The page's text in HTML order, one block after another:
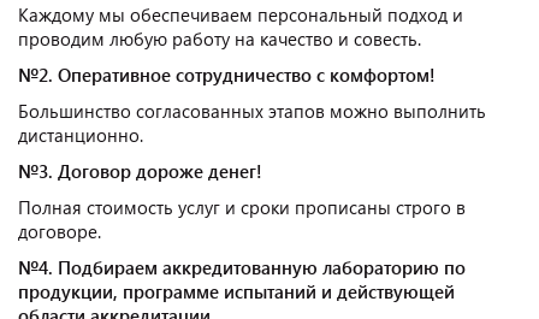
Каждому мы обеспечиваем персональный подход и
проводим любую работу на качество и совесть.
№2. Оперативное сотрудничество с комфортом!
Большинство согласованных этапов можно выполнить
дистанционно.
№3. Договор дороже денег!
Полная стоимость услуг и сроки прописаны строго в
договоре.
№4. Подбираем аккредитованную лабораторию по
продукции, программе испытаний и действующей